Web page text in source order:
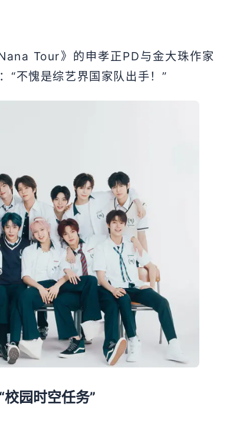
Tour》的申孝正PD与金大珠作家
“不愧是综艺界国家队出手！”
园时空任务”